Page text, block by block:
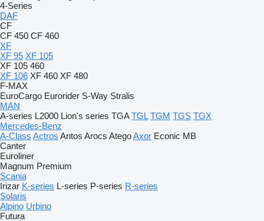
4-Series
DAF
CF
CF 450 CF 460
XF
XF 95 XF 105
XF 105 460
XF 106 XF 460 XF 480
F-MAX
EuroCargo Eurorider S-Way Stralis
MAN
A-series L2000 Lion's series TGA TGL TGM TGS TGX
Mercedes-Benz
A-Class Actros Antos Arocs AtegoAxor Econic MB
Canter
Euroliner
Magnum Premium
Scania
Irizar K-series L-series P-series R-series
Solaris
Alpino Urbino
Futura